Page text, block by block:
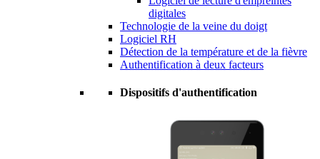
digitales
Technologie de la veine du doigt
Logiciel RH
Détection de la température et de la fièvre
Authentification à deux facteurs
Dispositifs d'authentification